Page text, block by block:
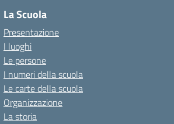
La Scuola
Presentazione
I luoghi
Le persone
I numeri della scuola
Le carte della scuola
Organizzazione
La storia